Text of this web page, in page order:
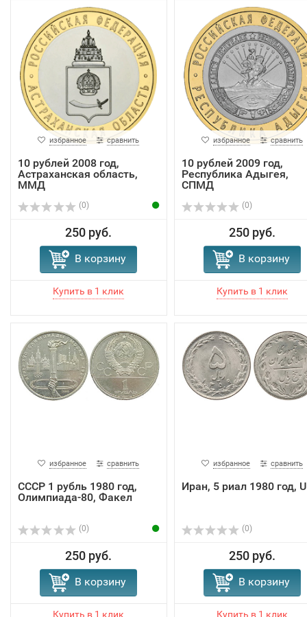
избранное сравнить
10 рублей 2008 год,
Астраханская область,
ММД
(0)
250 руб.
В корзину
избранное сравнить
10 рублей 2009 год,
Республика Адыгея,
СПМД
(0)
250 руб.
В корзину
избранное сравнить
СССР 1 рубль 1980 год,
Олимпиада-80, Факел
(0)
250 руб.
В корзину
избранное сравнить
Иран, 5 риал 1980 год,
(0)
250 руб.
В корзину